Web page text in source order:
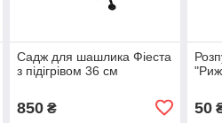
Садж для шашлика Фіеста
з підігрівом 36 см
850₴ 50